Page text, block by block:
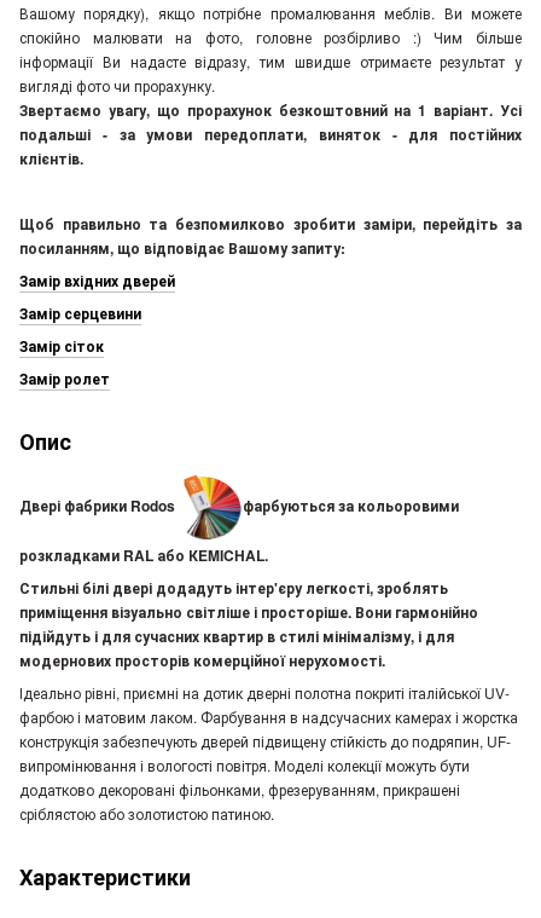
Вашому порядку), якщо потрібне промалювання меблів. Ви можете
спокійно малювати на фото, головне розбірливо :) Чим більше
інформації Ви надасте відразу, тим швидше отримаєте результат у
вигляді фото чи прорахунку.
Звертаємо увагу, що прорахунок безкоштовний на 1 варіант. Усі
подальші - за умови передоплати, виняток - для постійних
клієнтів.
Щоб правильно та безпомилково зробити заміри, перейдіть за
посиланням, що відповідає Вашому запиту:
Замір вхідних дверей
Замір серцевини
Замір сіток
Замір ролет
Опис
Двері фабрики Rodos фарбуються за кольоровими
розкладками RAL або КEMICHAL.
Стильні білі двері додадуть інтер'єру легкості, зроблять
приміщення візуально світліше і просторіше. Вони гармонійно
підійдуть і для сучасних квартир в стилі мінімалізму, і для
модернових просторів комерційної нерухомості.
Ідеально рівні, приємні на дотик дверні полотна покриті італійської UV-
фарбою і матовим лаком. Фарбування в надсучасних камерах і жорстка
конструкція забезпечують дверей підвищену стійкість до подряпин, UF-
випромінювання і вологості повітря. Моделі колекції можуть бути
додатково декоровані фільонками, фрезеруванням, прикрашені
сріблястою або золотистою патиною.
Характеристики